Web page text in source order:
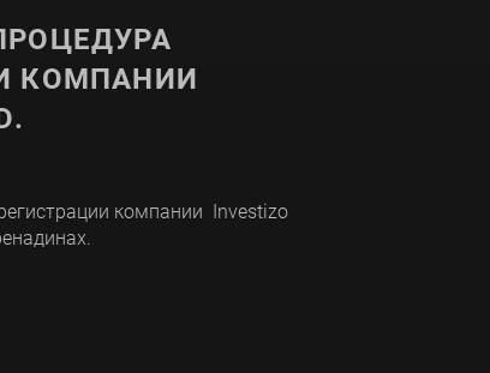
КОМПАНИИ
компании Investizo